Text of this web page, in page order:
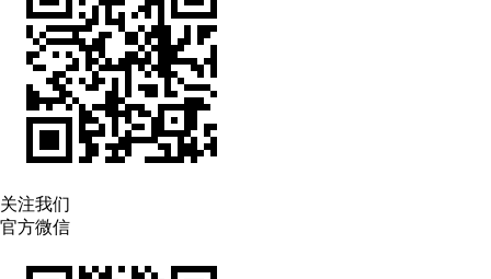
关注我们
官方微信